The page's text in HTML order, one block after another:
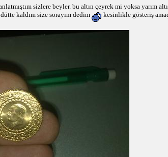
sizlere beyler. bu altın çeyrek mi yoksa yarım
kaldım size sorayım dedim
kesinlikle gösteriş